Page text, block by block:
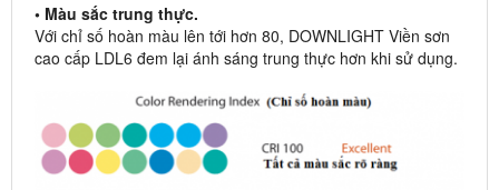
• Màu sắc trung thực.
Với chỉ số hoàn màu lên tới hơn 80, DOWNLIGHT Viền sơn
cao cấp LDL6 đem lại ánh sáng trung thực hơn khi sử dụng.